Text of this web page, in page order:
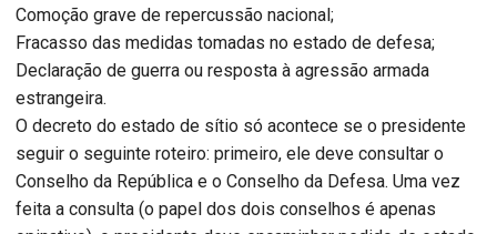
Comoção grave de repercussão nacional;
Fracasso das medidas tomadas no estado de defesa;
Declaração de guerra ou resposta à agressão armada
estrangeira.
O decreto do estado de sítio só acontece se o presidente
seguir o seguinte roteiro: primeiro, ele deve consultar o
Conselho da República e o Conselho da Defesa. Uma vez
feita a consulta (o papel dos dois conselhos é apenas